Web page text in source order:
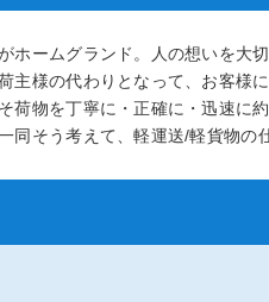
ホームグランド。人の想いを大
主様の代わりとなって、お客様
荷物を丁寧に・正確に・迅速に
同そう考えて、軽運送/軽貨物の